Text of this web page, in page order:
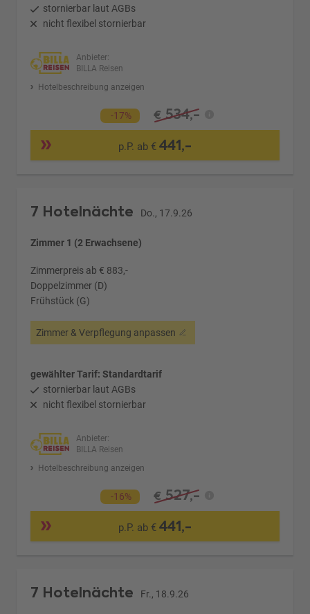
stornierbar laut AGBs
nicht flexibel stornierbar
Anbieter:
BILLA Reisen
Hotelbeschreibung anzeigen
-17% € 534,-
p.P. ab € 441,-
7 Hotelnächte Do., 17.9.26
Zimmer 1 (2 Erwachsene)
Zimmerpreis ab € 883,-
Doppelzimmer (D)
Frühstück (G)
Zimmer & Verpflegung anpassen
gewählter Tarif: Standardtarif
stornierbar laut AGBs
nicht flexibel stornierbar
Anbieter:
BILLA Reisen
Hotelbeschreibung anzeigen
-16% € 527,-
p.P. ab € 441,-
7 Hotelnächte Fr., 18.9.26